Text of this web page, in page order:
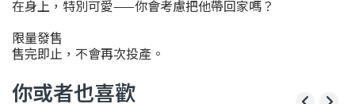
在身上，特別可愛——你會考慮把他帶回家嗎？
限量發售
售完即止，不會再次投產。
你或者也喜歡